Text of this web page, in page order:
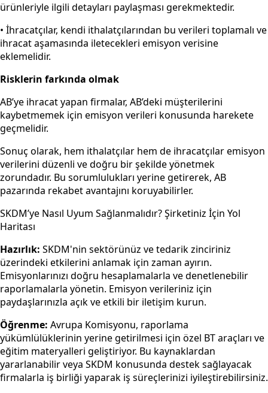
ürünleriyle ilgili detayları paylaşması gerekmektedir.
• İhracatçılar, kendi ithalatçılarından bu verileri toplamalı ve
ihracat aşamasında iletecekleri emisyon verisine
eklemelidir.
Risklerin farkında olmak
AB’ye ihracat yapan firmalar, AB’deki müşterilerini
kaybetmemek için emisyon verileri konusunda harekete
geçmelidir.
Sonuç olarak, hem ithalatçılar hem de ihracatçılar emisyon
verilerini düzenli ve doğru bir şekilde yönetmek
zorundadır. Bu sorumlulukları yerine getirerek, AB
pazarında rekabet avantajını koruyabilirler.
SKDM’ye Nasıl Uyum Sağlanmalıdır? Şirketiniz İçin Yol
Haritası
Hazırlık: SKDM'nin sektörünüz ve tedarik zinciriniz
üzerindeki etkilerini anlamak için zaman ayırın.
Emisyonlarınızı doğru hesaplamalarla ve denetlenebilir
raporlamalarla yönetin. Emisyon verileriniz için
paydaşlarınızla açık ve etkili bir iletişim kurun.
Öğrenme: Avrupa Komisyonu, raporlama
yükümlülüklerinin yerine getirilmesi için özel BT araçları ve
eğitim materyalleri geliştiriyor. Bu kaynaklardan
yararlanabilir veya SKDM konusunda destek sağlayacak
firmalarla iş birliği yaparak iş süreçlerinizi iyileştirebilirsiniz.